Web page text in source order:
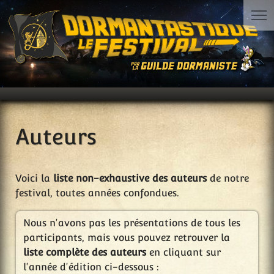
Auteurs
Voici la liste non-exhaustive des auteursde notre
festival, toutes années confondues.
Nous n'avons pas les présentations de tous les
participants, mais vous pouvez retrouver la
liste complète des auteursen cliquant sur
l'année d'édition ci-dessous :